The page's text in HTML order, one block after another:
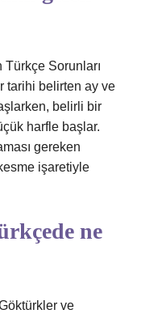
Türkçe Sorunları
tarihi belirten ay ve
belirli bir
harfle başlar.
gereken
işaretiyle
ne
ve